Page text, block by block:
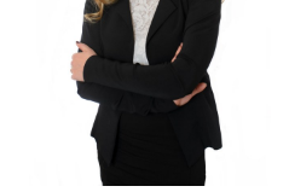
argomenti...